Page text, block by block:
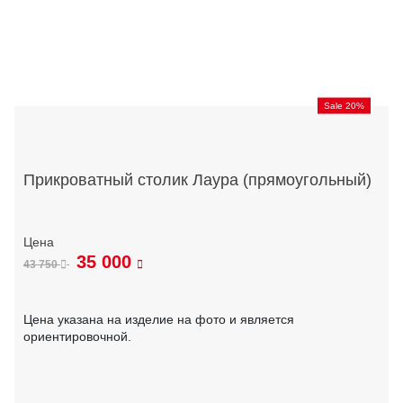
Sale 20%
Прикроватный столик Лаура (прямоугольный)
43 750 35 000
Цена указана на изделие на фото и является
ориентировочной.